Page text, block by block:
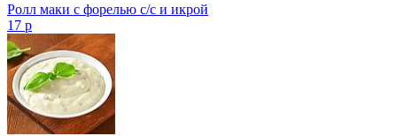
Ролл маки с форелью с/с и икрой
17 р